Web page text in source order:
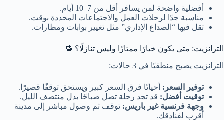
أفضلية واضحة لمن يسافر أقل من 7–10 أيام.
مناسبة جدًا لرحلات العمل والاجتماعات المحددة بوقت.
تقل فيها “الصداع الإداري” مثل تغيير بوابات ومطارات.
الترانزيت: متى يكون خيارًا ممتازًا وليس تنازلًا؟ 🔁
الترانزيت يصبح منطقيًا في 3 حالات:
توفير السعر: أحيانًا فرق السعر كبير ويستحق توقفًا قصيرًا.
توقيت أفضل: قد تجد رحلة تصل صباحًا بدل منتصف الليل.
وجهة فرنسية غير باريس: توقف ثم وصول مباشر إلى مدينة
أقرب لفنادقك.